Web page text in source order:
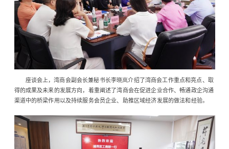
座谈会上，湾商会副会长兼秘书长李晓岚介绍了湾商会工作重点和亮点、取
得的成果及未来的发展方向，着重阐述了湾商会在促进企业合作、畅通政企沟通
渠道中的桥梁作用以及持续服务会员企业、助推区域经济发展的做法和经验。